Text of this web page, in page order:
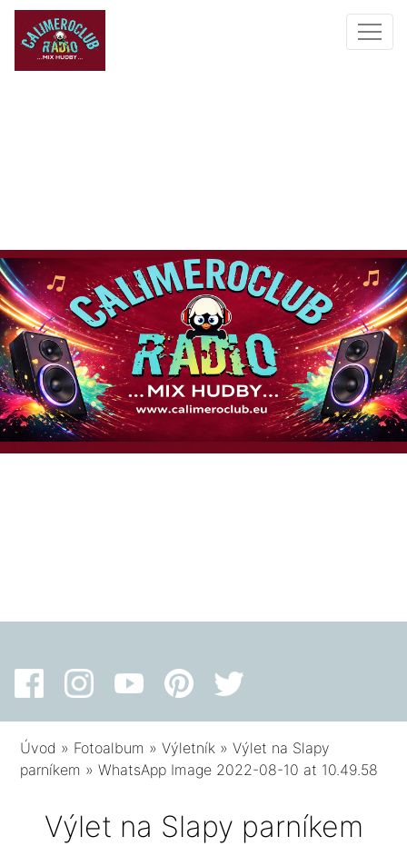
Úvod » Fotoalbum »Výletník »Výlet na Slapy
parníkem »WhatsApp Image 2022-08-10 at 10.49.58
Výlet na Slapy parníkem